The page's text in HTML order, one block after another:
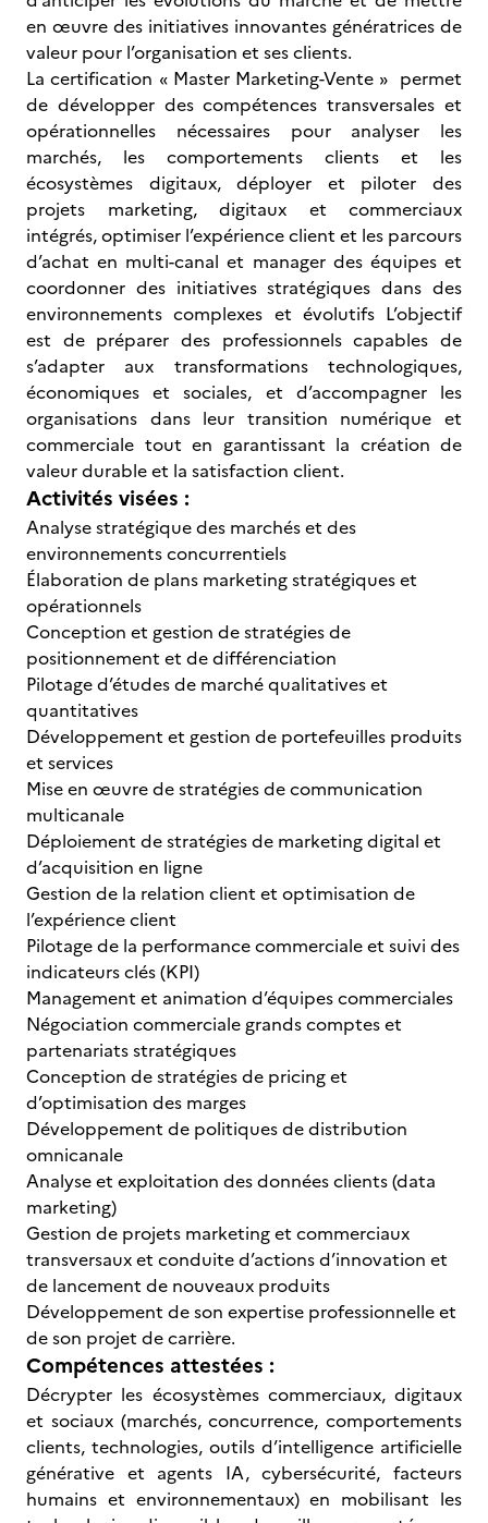
en œuvre des initiatives innovantes génératrices de
valeur pour l’organisation et ses clients.
La certification « Master Marketing-Vente » permet
de développer des compétences transversales et
opérationnelles nécessaires pour analyser les
marchés, les comportements clients et les
écosystèmes digitaux, déployer et piloter des
projets marketing, digitaux et commerciaux
intégrés, optimiser l’expérience client et les parcours
d’achat en multi-canal et manager des équipes et
coordonner des initiatives stratégiques dans des
environnements complexes et évolutifs L’objectif
est de préparer des professionnels capables de
s’adapter aux transformations technologiques,
économiques et sociales, et d’accompagner les
organisations dans leur transition numérique et
commerciale tout en garantissant la création de
valeur durable et la satisfaction client.
Activités visées :
Analyse stratégique des marchés et des
environnements concurrentiels
Élaboration de plans marketing stratégiques et
opérationnels
Conception et gestion de stratégies de
positionnement et de différenciation
Pilotage d’études de marché qualitatives et
quantitatives
Développement et gestion de portefeuilles produits
et services
Mise en œuvre de stratégies de communication
multicanale
Déploiement de stratégies de marketing digital et
d’acquisition en ligne
Gestion de la relation client et optimisation de
l’expérience client
Pilotage de la performance commerciale et suivi des
indicateurs clés (KPI)
Management et animation d’équipes commerciales
Négociation commerciale grands comptes et
partenariats stratégiques
Conception de stratégies de pricing et
d’optimisation des marges
Développement de politiques de distribution
omnicanale
Analyse et exploitation des données clients (data
marketing)
Gestion de projets marketing et commerciaux
transversaux et conduite d’actions d’innovation et
de lancement de nouveaux produits
Développement de son expertise professionnelle et
de son projet de carrière.
Compétences attestées :
Décrypter les écosystèmes commerciaux, digitaux
et sociaux (marchés, concurrence, comportements
clients, technologies, outils d’intelligence artificielle
générative et agents IA, cybersécurité, facteurs
humains et environnementaux) en mobilisant les